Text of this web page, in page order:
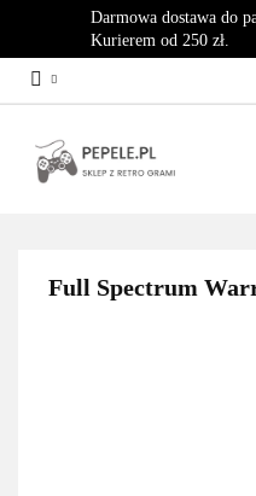
Darmowa dostawa do
Kurierem od 250 zł.
Full Spectrum